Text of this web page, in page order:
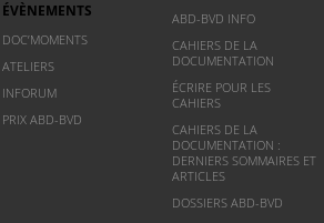
ÉVÈNEMENTS
DOC’MOMENTS
ATELIERS
INFORUM
PRIX ABD-BVD
ABD-BVD INFO
CAHIERS DE LA
DOCUMENTATION
ÉCRIRE POUR LES
CAHIERS
CAHIERS DE LA
DOCUMENTATION :
DERNIERS SOMMAIRES ET
ARTICLES
DOSSIERS ABD-BVD